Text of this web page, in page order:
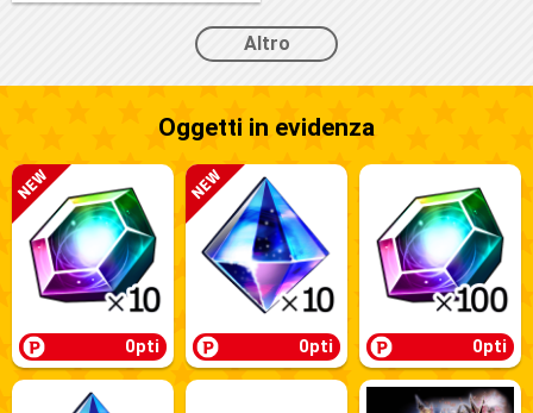
Altro
Oggetti in evidenza
0pti 0pti 0pti